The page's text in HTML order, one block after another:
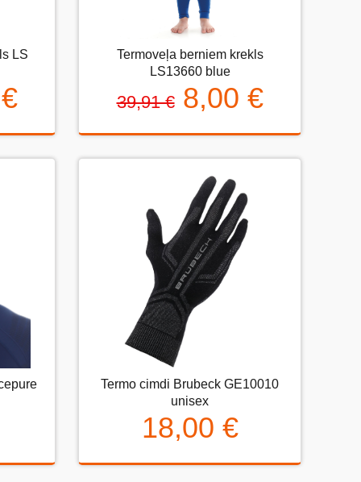
LS
Termoveļa berniem krekls
LS13660 blue
39,91 € 8,00 €
Termoveļa berniem krekls LS13660
blue
39,91 € 8,00 €
Termo cimdi Brubeck GE10010
unisex
18,00 €
Termo cimdi Brubeck GE10010
unisex
18,00 €